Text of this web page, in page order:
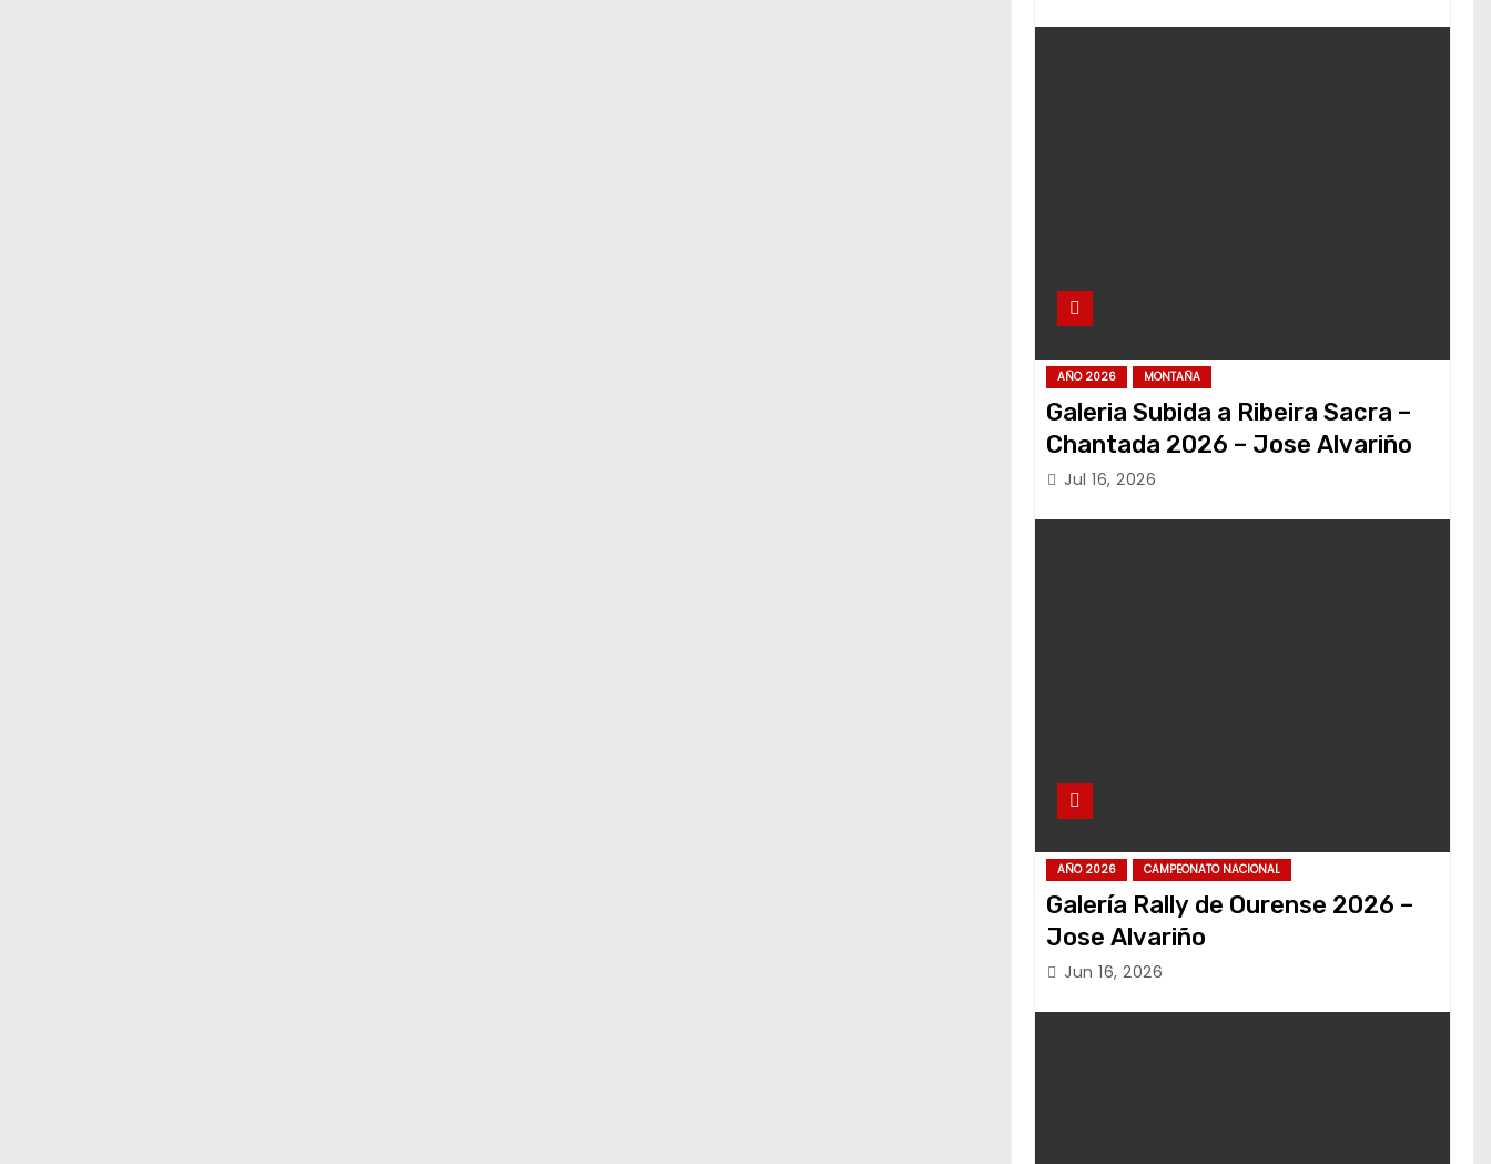
AÑO 2026 MONTAÑA
Galeria Subida a Ribeira Sacra –
Chantada 2026 – Jose Alvariño
Jul 16, 2026
AÑO 2026 CAMPEONATO NACIONAL
Galería Rally de Ourense 2026 –
Jose Alvariño
Jun 16, 2026